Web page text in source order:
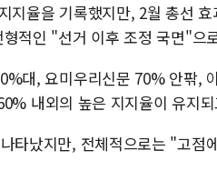
율을 기록했지만, 2월 총선
적인 "선거 이후 조정 국면"으
대, 요미우리신문 70% 안팎,
내외의 높은 지지율이 유지
타났지만, 전체적으로는 "고점